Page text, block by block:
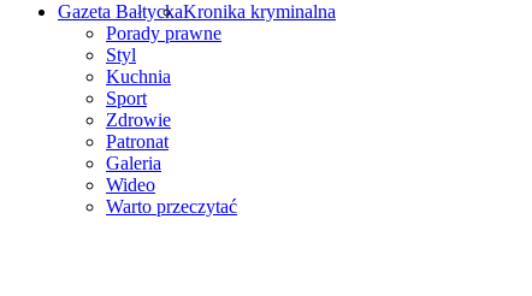
Gazeta BałtyckaKronika kryminalna
Porady prawne
Styl
Kuchnia
Sport
Zdrowie
Patronat
Galeria
Wideo
Warto przeczytać